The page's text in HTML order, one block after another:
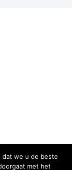
dat we u de beste
met het